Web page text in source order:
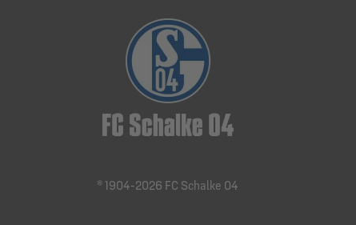
® 1904-2026 FC Schalke 04